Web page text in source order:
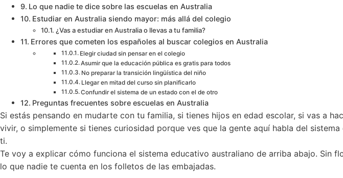
Lo que nadie te dice sobre las escuelas en Australia
Estudiar en Australia siendo mayor: más allá del colegio
¿Vas a estudiar en Australia o llevas a tu familia?
Errores que cometen los españoles al buscar colegios en Australia
Elegir ciudad sin pensar en el colegio
Asumir que la educación pública es gratis para todos
No preparar la transición lingüística del niño
Llegar en mitad del curso sin planificarlo
Confundir el sistema de un estado con el de otro
Preguntas frecuentes sobre escuelas en Australia
Si estás pensando en mudarte con tu familia, si tienes hijos en edad escolar, si vas a
vivir, o simplemente si tienes curiosidad porque ves que la gente aquí habla del
ti.
Te voy a explicar cómo funciona el sistema educativo australiano de arriba abajo. Sin
lo que nadie te cuenta en los folletos de las embajadas.